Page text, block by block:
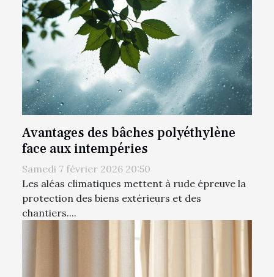
Avantages des bâches polyéthylène
face aux intempéries
Samedi 7 février 2026 20:50
Les aléas climatiques mettent à rude épreuve la
protection des biens extérieurs et des
chantiers....